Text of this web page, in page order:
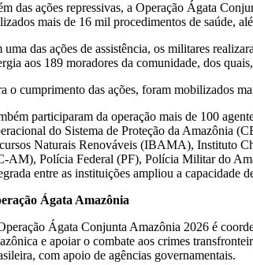
das ações repressivas, a Operação Ágata
mais de 16 mil procedimentos de saúde,
uma das ações de assistência, os militares
aos 189 moradores da comunidade, dos
o cumprimento das ações, foram mobilizados
participaram da operação mais de 100
do Sistema de Proteção da Amazônia
Naturais Renováveis (IBAMA), Instituto
AM), Polícia Federal (PF), Polícia Militar do
entre as instituições ampliou a capacidade
Ágata Amazônia
Ágata Conjunta Amazônia 2026 é
e apoiar o combate aos crimes
com apoio de agências governamentais.